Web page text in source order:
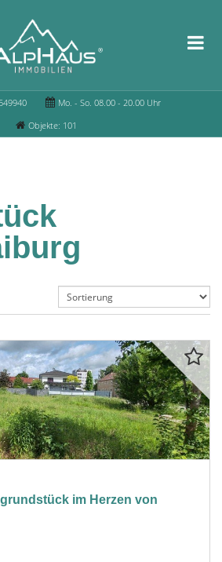
Mo. - So. 08.00 - 20.00 Uhr
Objekte: 101
im Herzen von